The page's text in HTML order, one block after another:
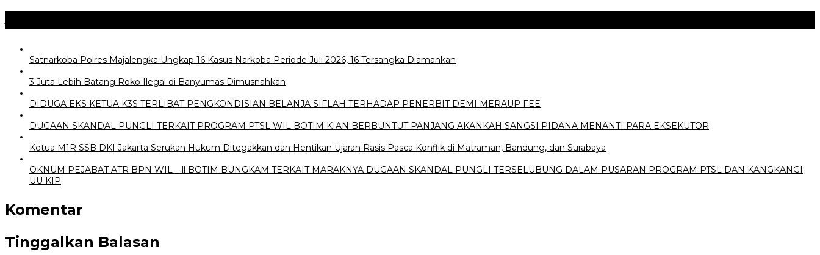
Satnarkoba Polres Majalengka Ungkap 16 Kasus Narkoba Periode Juli 2026, 16 Tersangka Diamankan
3 Juta Lebih Batang Roko Ilegal di Banyumas Dimusnahkan
DIDUGA EKS KETUA K3S TERLIBAT PENGKONDISIAN BELANJA SIFLAH TERHADAP PENERBIT DEMI MERAUP FEE
DUGAAN SKANDAL PUNGLI TERKAIT PROGRAM PTSL WIL BOTIM KIAN BERBUNTUT PANJANG AKANKAH SANGSI PIDANA MENANTI PARA EKSEKUTOR
Ketua M1R SSB DKI Jakarta Serukan Hukum Ditegakkan dan Hentikan Ujaran Rasis Pasca Konflik di Matraman, Bandung, dan Surabaya
OKNUM PEJABAT ATR BPN WIL – ll BOTIM BUNGKAM TERKAIT MARAKNYA DUGAAN SKANDAL PUNGLI TERSELUBUNG DALAM PUSARAN PROGRAM PTSL DAN KANGKANGI
UU KIP
Komentar
Tinggalkan Balasan